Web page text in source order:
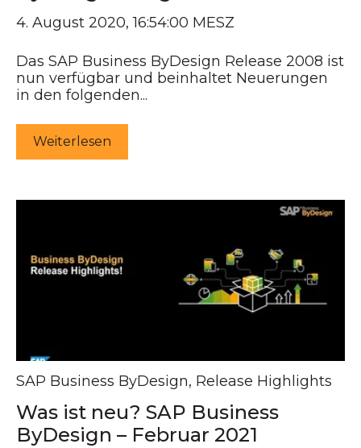
4. August 2020, 16:54:00 MESZ
Das SAP Business ByDesign Release 2008 ist
nun verfügbar und beinhaltet Neuerungen
in den folgenden...
Weiterlesen
SAP Business ByDesign, Release Highlights
Was ist neu? SAP Business
ByDesign – Februar 2021